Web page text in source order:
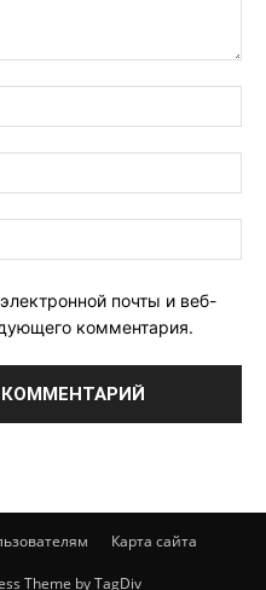
почты и веб-
комментария.
Карта сайта
Theme by TagDiv